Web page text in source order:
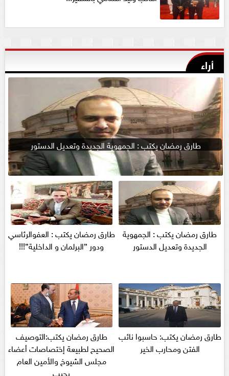
أراء
طارق رمضان يكتب : الجمهوية الجديدة وتعديل الدستور
طارق رمضان يكتب : الجمهوية
الجديدة وتعديل الدستور
طارق رمضان يكتب : العفوالرئاسي
ودور ”البرلمان و الداخلية”!!!
طارق رمضان يكتب: حاسبوا نائب
الفتن ومحارب الخير
طارق رمضان يكتب:التوصيف
الصحيح لطبيعة إختصاصات أعضاء
مجلس الشيوخ والأمين العام
يجيب